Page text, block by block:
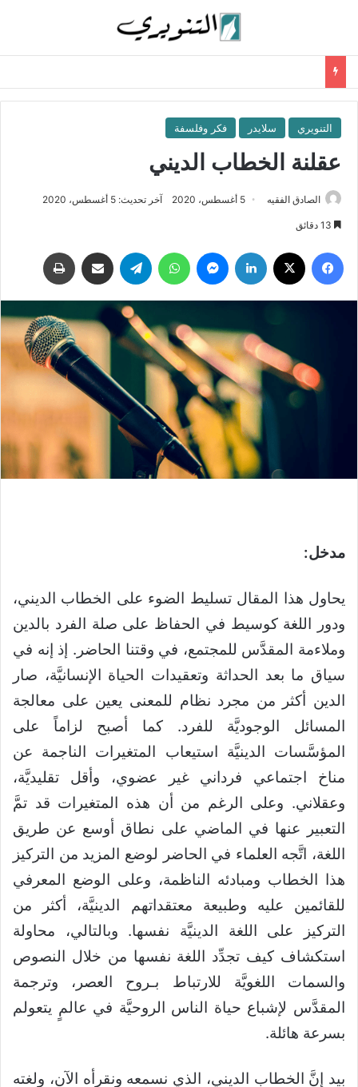
التنويري سلايدر فكر وفلسفة
عقلنة الخطاب الديني
الصادق الفقيه 5 أغسطس، 2020 آخر تحديث: 5 أغسطس، 2020
مدخل:
يحاول هذا المقال تسليط الضوء على الخطاب الديني،
ودور اللغة كوسيط في الحفاظ على صلة الفرد بالدين
وملاءمة المقدَّس للمجتمع، في وقتنا الحاضر. إذ إنه في
سياق ما بعد الحداثة وتعقيدات الحياة الإنسانيَّة، صار
الدين أكثر من مجرد نظام للمعنى يعين على معالجة
المسائل الوجوديَّة للفرد. كما أصبح لزاماً على
المؤسَّسات الدينيَّة استيعاب المتغيرات الناجمة عن
مناخ اجتماعي فرداني غير عضوي، وأقل تقليديَّة،
وعقلاني. وعلى الرغم من أن هذه المتغيرات قد تمَّ
التعبير عنها في الماضي على نطاق أوسع عن طريق
اللغة، اتَّجه العلماء في الحاضر لوضع المزيد من التركيز
هذا الخطاب ومبادئه الناظمة، وعلى الوضع المعرفي
للقائمين عليه وطبيعة معتقداتهم الدينيَّة، أكثر من
التركيز على اللغة الدينيَّة نفسها. وبالتالي، محاولة
استكشاف كيف تجدِّد اللغة نفسها من خلال النصوص
والسمات اللغويَّة للارتباط بـروح العصر، وترجمة
المقدَّس لإشباع حياة الناس الروحيَّة في عالمٍ يتعولم
بسرعة هائلة.
بيد إنَّ الخطاب الديني، الذي نسمعه ونقرأه الآن، ولغته